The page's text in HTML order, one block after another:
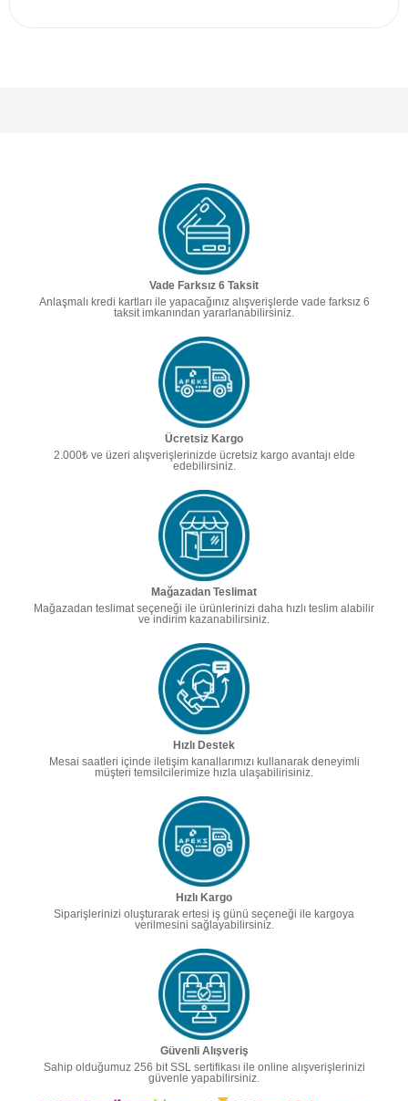
Vade Farksız 6 Taksit
Anlaşmalı kredi kartları ile yapacağınız alışverişlerde vade farksız 6
taksit imkanından yararlanabilirsiniz.
Ücretsiz Kargo
2.000₺ ve üzeri alışverişlerinizde ücretsiz kargo avantajı elde
edebilirsiniz.
Mağazadan Teslimat
Mağazadan teslimat seçeneği ile ürünlerinizi daha hızlı teslim alabilir
ve indirim kazanabilirsiniz.
Hızlı Destek
Mesai saatleri içinde iletişim kanallarımızı kullanarak deneyimli
müşteri temsilcilerimize hızla ulaşabilirisiniz.
Hızlı Kargo
Siparişlerinizi oluşturarak ertesi iş günü seçeneği ile kargoya
verilmesini sağlayabilirsiniz.
Güvenli Alışveriş
Sahip olduğumuz 256 bit SSL sertifikası ile online alışverişlerinizi
güvenle yapabilirsiniz.